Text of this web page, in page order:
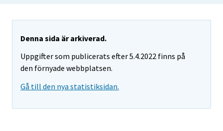
Denna sida är arkiverad.
Uppgifter som publicerats efter 5.4.2022 finns på
den förnyade webbplatsen.
Gå till den nya statistiksidan.